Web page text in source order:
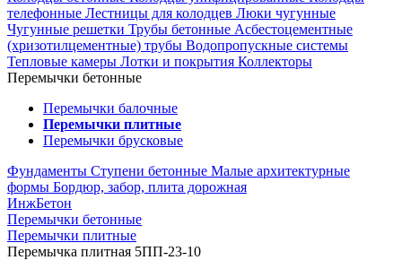
телефонные Лестницы для колодцев Люки чугунные
Чугунные решетки Трубы бетонные Асбестоцементные
(хризотилцементные) трубы Водопропускные системы
Тепловые камеры Лотки и покрытия Коллекторы
Перемычки бетонные
Перемычки балочные
Перемычки плитные
Перемычки брусковые
Фундаменты Ступени бетонные Малые архитектурные
формы Бордюр, забор, плита дорожная
ИнжБетон
Перемычки бетонные
Перемычки плитные
Перемычка плитная 5ПП-23-10